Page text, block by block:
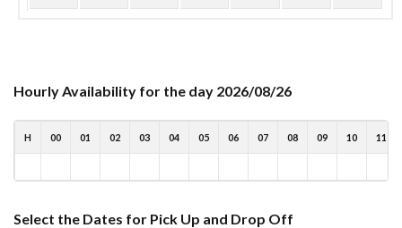
Hourly Availability for the day 2026/08/26
H 00 01 02 03 04 05 06 07 08 09 10 11
Select the Dates for Pick Up and Drop Off